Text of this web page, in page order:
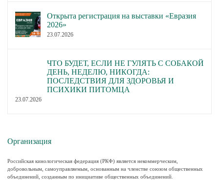
Открыта регистрация на выставки «Евразия
2026»
23.07.2026
ЧТО БУДЕТ, ЕСЛИ НЕ ГУЛЯТЬ С СОБАКОЙ
ДЕНЬ, НЕДЕЛЮ, НИКОГДА:
ПОСЛЕДСТВИЯ ДЛЯ ЗДОРОВЬЯ И
ПСИХИКИ ПИТОМЦА
23.07.2026
Организация
Российская кинологическая федерация (РКФ) является некоммерческим,
добровольным, самоуправляемым, основанным на членстве союзом общественных
объединений, созданным по инициативе общественных объединений.